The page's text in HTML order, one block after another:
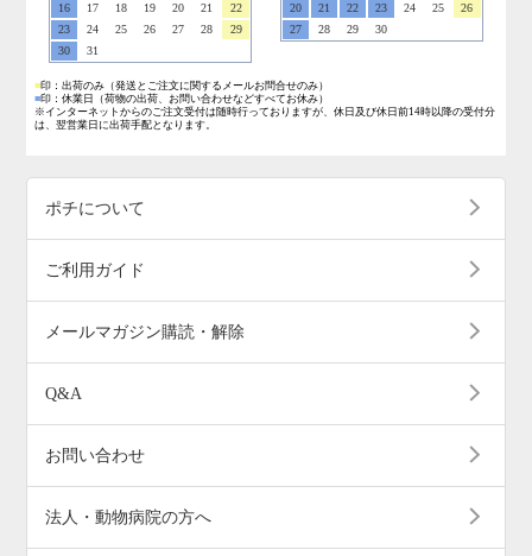
16
17 18 19 20 21
22
23
24 25 26 27 28
29
30
31
20
21 22 23 24 25
26
27
28 29 30
■印：出荷のみ （発送とご注文に関するメールお問合せのみ）
■印：休業日
（荷物の出荷、お問い合わせなどすべてお休み）
※インターネットからのご注文受付は随時行っておりますが、休日及び休日前14時以降の受付分
は、翌営業日に出荷手配となります。
ポチについて
ご利用ガイド
メールマガジン購読・解除
Q&A
お問い合わせ
法人・動物病院の方へ